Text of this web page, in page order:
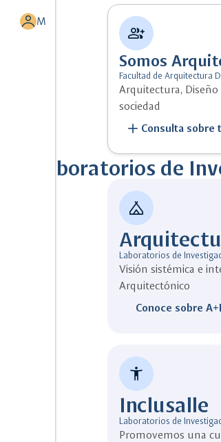
MI UNISALLE
group_add
Somos
Facultad de Arquitectura
Arquitectura, Diseño
sociedad
add Consulta sobre
Laboratorios de
camping
Laboratorios de
Visión sistémica e
Arquitectónico
Conoce sobre
accessibility_new
Inclusalle
Laboratorios de
Promovemos una